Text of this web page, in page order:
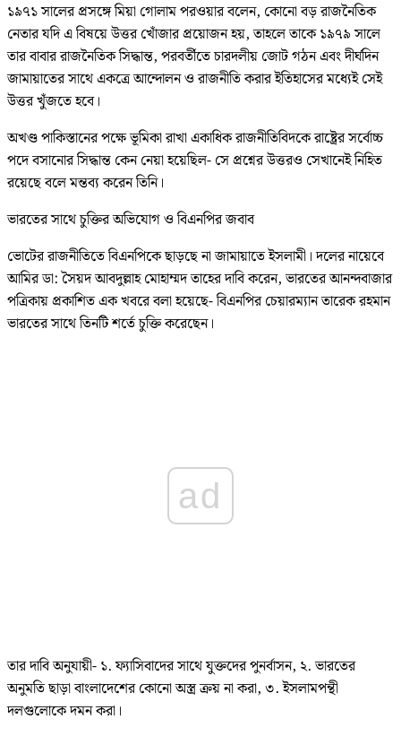
১৯৭১ সালের প্রসঙ্গে মিয়া গোলাম পরওয়ার বলেন, কোনো বড় রাজনৈতিক
নেতার যদি এ বিষয়ে উত্তর খোঁজার প্রয়োজন হয়, তাহলে তাকে ১৯৭৯ সালে
তার বাবার রাজনৈতিক সিদ্ধান্ত, পরবর্তীতে চারদলীয় জোট গঠন এবং দীর্ঘদিন
জামায়াতের সাথে একত্রে আন্দোলন ও রাজনীতি করার ইতিহাসের মধ্যেই সেই
উত্তর খুঁজতে হবে।
অখণ্ড পাকিস্তানের পক্ষে ভূমিকা রাখা একাধিক রাজনীতিবিদকে রাষ্ট্রের সর্বোচ্চ
পদে বসানোর সিদ্ধান্ত কেন নেয়া হয়েছিল- সে প্রশ্নের উত্তরও সেখানেই নিহিত
রয়েছে বলে মন্তব্য করেন তিনি।
ভারতের সাথে চুক্তির অভিযোগ ও বিএনপির জবাব
ভোটের রাজনীতিতে বিএনপিকে ছাড়ছে না জামায়াতে ইসলামী। দলের নায়েবে
আমির ডা: সৈয়দ আবদুল্লাহ মোহাম্মদ তাহের দাবি করেন, ভারতের আনন্দবাজার
পত্রিকায় প্রকাশিত এক খবরে বলা হয়েছে- বিএনপির চেয়ারম্যান তারেক রহমান
ভারতের সাথে তিনটি শর্তে চুক্তি করেছেন।
ad
তার দাবি অনুযায়ী- ১. ফ্যাসিবাদের সাথে যুক্তদের পুনর্বাসন, ২. ভারতের
অনুমতি ছাড়া বাংলাদেশের কোনো অস্ত্র ক্রয় না করা, ৩. ইসলামপন্থী
দলগুলোকে দমন করা।